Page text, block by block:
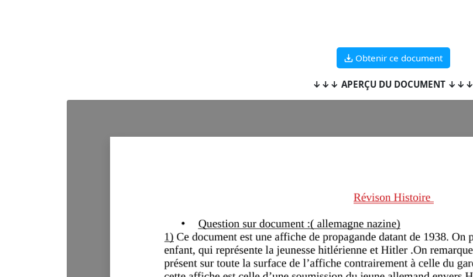
Obtenir ce document
↓↓↓ APERÇU DU DOCUMENT ↓↓↓